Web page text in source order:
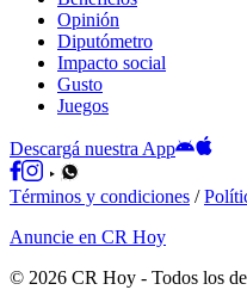
Opinión
Diputómetro
Impacto social
Gusto
Juegos
Descargá nuestra App
Términos y condiciones /
Anuncie en CR Hoy
© 2026 CR Hoy - Todos los